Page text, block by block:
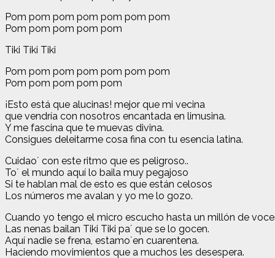
Pom pom pom pom pom pom pom
Pom pom pom pom pom
Tiki Tiki Tiki
Pom pom pom pom pom pom pom
Pom pom pom pom pom
¡Esto está que alucinas! mejor que mi vecina
que vendría con nosotros encantada en limusina.
Y me fascina que te muevas divina.
Consigues deleitarme cosa fina con tu esencia latina.
Cuidao´ con este ritmo que es peligroso..
To´ el mundo aquí lo baila muy pegajoso
Si te hablan mal de esto es que están celosos
Los números me avalan y yo me lo gozo.
Cuando yo tengo el micro escucho hasta un millón de
Las nenas bailan Tiki Tiki pa´ que se lo gocen.
Aquí nadie se frena, estamo´en cuarentena.
Haciendo movimientos que a muchos les desespera.